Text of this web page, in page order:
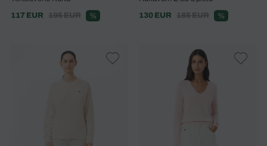
117 EUR
195 EUR %
130 EUR
185 EUR %